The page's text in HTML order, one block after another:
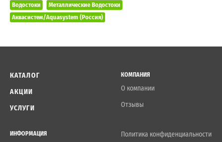
Водостоки
Металлические Водостоки
Аквасистем/Aquasystem (Россия)
КАТАЛОГ
АКЦИИ
УСЛУГИ
КОМПАНИЯ
О компании
Отзывы
ИНФОРМАЦИЯ
Политика конфиденциальности